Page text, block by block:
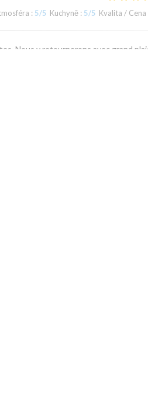
: 5/5 Kuchyně : 5/5 Kvalita / Cena
Nous y retournerons avec grand